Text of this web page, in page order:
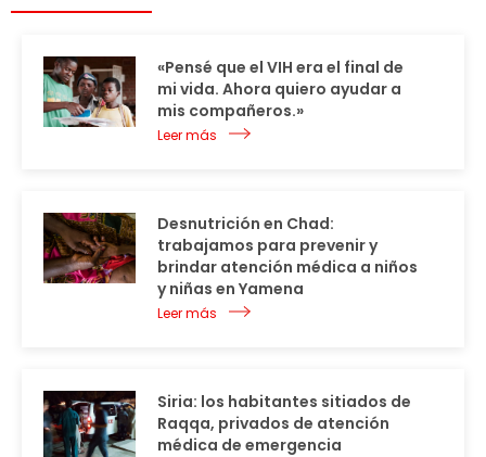
«Pensé que el VIH era el final de
mi vida. Ahora quiero ayudar a
mis compañeros.»
Leer más
Desnutrición en Chad:
trabajamos para prevenir y
brindar atención médica a niños
y niñas en Yamena
Leer más
Siria: los habitantes sitiados de
Raqqa, privados de atención
médica de emergencia